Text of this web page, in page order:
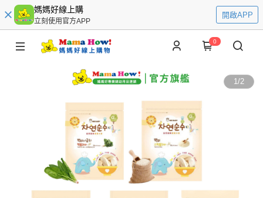
媽媽好線上購
立刻使用官方APP
開啟APP
0
1/2